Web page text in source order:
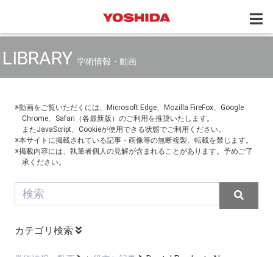
LIBRARY 学術情報・動画
※動画をご覧いただくには、Microsoft Edge、Mozilla FireFox、Google
Chrome、Safari（各最新版）のご利用を推奨いたします。
またJavaScript、Cookieが使用できる状態でご利用ください。
※本サイトに掲載されている記事・画像等の無断複製、転載を禁じます。
※掲載内容には、執筆者個人の見解が含まれることがあります。予めご了
承ください。
カテゴリ検索